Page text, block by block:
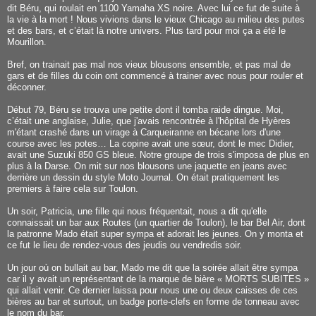
dit Béru, qui roulait en 1100 Yamaha XS noire. Avec lui ce fut de suite à
la vie à la mort ! Nous vivions dans le vieux Chicago au milieu des putes
et des bars, et c’était là notre univers. Plus tard pour moi ça a été le
Mourillon.
Bref, on trainait pas mal nos vieux blousons ensemble, et pas mal de
gars et de filles du coin ont commencé à trainer avec nous pour rouler et
déconner.
Début 79, Béru se trouva une petite dont il tomba raide dingue. Moi,
c’était une anglaise, Julie, que j'avais rencontrée à l'hôpital de Hyères
m'étant crashé dans un virage à Carqueiranne en bécane lors d'une
course avec les potes… La copine avait une sœur, dont le mec Didier,
avait une Suzuki 850 GS bleue. Notre groupe de trois s'imposa de plus en
plus à la Darse. On mit sur nos blousons une jaquette en jeans avec
derrière un dessin du style Moto Journal. On était pratiquement les
premiers à faire cela sur Toulon.
Un soir, Patricia, une fille qui nous fréquentait, nous a dit qu'elle
connaissait un bar aux Routes (un quartier de Toulon), le bar Bel Air, dont
la patronne Mado était super sympa et adorait les jeunes. On y monta et
ce fut le lieu de rendez-vous des jeudis ou vendredis soir.
Un jour où on bullait au bar, Mado me dit que la soirée allait être sympa
car il y avait un représentant de la marque de bière « MORTS SUBITES »
qui allait venir. Ce dernier laissa pour nous une ou deux caisses de ces
bières au bar et surtout, un badge porte-clefs en forme de tonneau avec
le nom du bar.